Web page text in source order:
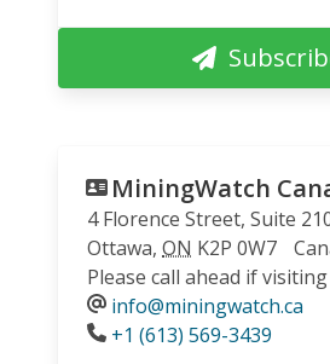
MiningWatch
4 Florence Street, Suite
Ottawa, ON K2P 0W7
Please call ahead if
info@miningwatch.ca
Phone
+1 (613) 569-3439